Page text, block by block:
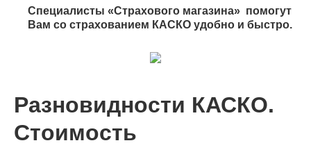
Специалисты «Страхового магазина» помогут
Вам со страхованием КАСКО удобно и быстро.
Разновидности КАСКО.
Стоимость